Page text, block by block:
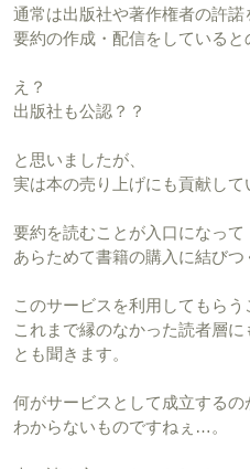
通常は出版社や著作権者の許諾
要約の作成・配信をしていると
え？
出版社も公認？？
と思いましたが、
実は本の売り上げにも貢献して
要約を読むことが入口になって
あらためて書籍の購入に結びつ
このサービスを利用してもらう
これまで縁のなかった読者層に
とも聞きます。
何がサービスとして成立するの
わからないものですねぇ…。